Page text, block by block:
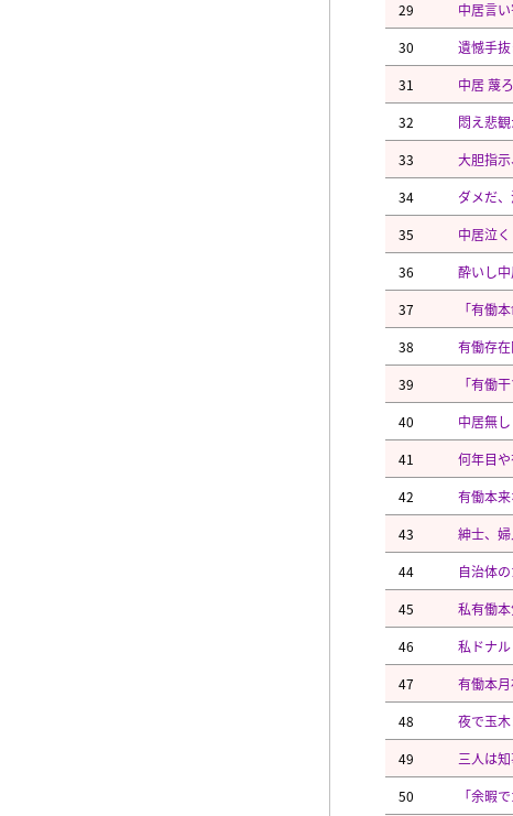
29
中居言
30
遺憾手
31
中居 蔑
32
悶え悲
33
大胆指
34
ダメだ
35
中居泣
36
酔いし
37
「有働
38
有働存
39
「有働
40
中居無
41
何年目や
42
有働本
43
紳士、
44
自治体
45
私有働
46
私ドナル
47
有働本
48
夜で玉
49
三人は
50
「余暇